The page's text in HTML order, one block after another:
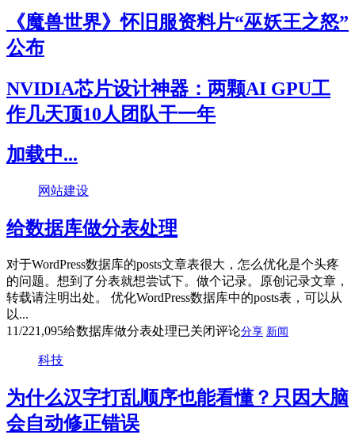
《魔兽世界》怀旧服资料片“巫妖王之怒”
公布
NVIDIA芯片设计神器：两颗AI GPU工
作几天顶10人团队干一年
加载中...
网站建设
给数据库做分表处理
对于WordPress数据库的posts文章表很大，怎么优化是个头疼
的问题。想到了分表就想尝试下。做个记录。原创记录文章，
转载请注明出处。 优化WordPress数据库中的posts表，可以从
以...
11/221,095给数据库做分表处理已关闭评论分享 新闻
科技
为什么汉字打乱顺序也能看懂？只因大脑
会自动修正错误